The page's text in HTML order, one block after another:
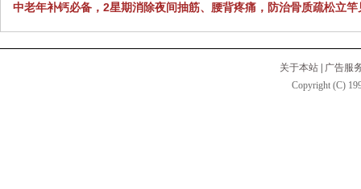
中老年补钙必备，2星期消除夜间抽筋、腰背疼痛，防治骨质疏松立竿
关于本站
广告服
Copyright (C)